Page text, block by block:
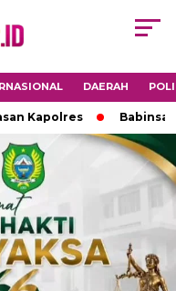
DAERAH
Babinsa 1501-